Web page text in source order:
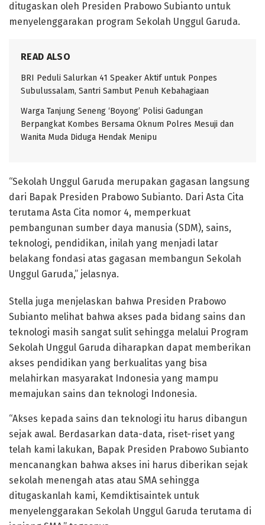
ditugaskan oleh Presiden Prabowo Subianto untuk
menyelenggarakan program Sekolah Unggul Garuda.
READ ALSO
BRI Peduli Salurkan 41 Speaker Aktif untuk Ponpes
Subulussalam, Santri Sambut Penuh Kebahagiaan
Warga Tanjung Seneng ‘Boyong’ Polisi Gadungan
Berpangkat Kombes Bersama Oknum Polres Mesuji dan
Wanita Muda Diduga Hendak Menipu
“Sekolah Unggul Garuda merupakan gagasan langsung
dari Bapak Presiden Prabowo Subianto. Dari Asta Cita
terutama Asta Cita nomor 4, memperkuat
pembangunan sumber daya manusia (SDM), sains,
teknologi, pendidikan, inilah yang menjadi latar
belakang fondasi atas gagasan membangun Sekolah
Unggul Garuda,” jelasnya.
Stella juga menjelaskan bahwa Presiden Prabowo
Subianto melihat bahwa akses pada bidang sains dan
teknologi masih sangat sulit sehingga melalui Program
Sekolah Unggul Garuda diharapkan dapat memberikan
akses pendidikan yang berkualitas yang bisa
melahirkan masyarakat Indonesia yang mampu
memajukan sains dan teknologi Indonesia.
“Akses kepada sains dan teknologi itu harus dibangun
sejak awal. Berdasarkan data-data, riset-riset yang
telah kami lakukan, Bapak Presiden Prabowo Subianto
mencanangkan bahwa akses ini harus diberikan sejak
sekolah menengah atas atau SMA sehingga
ditugaskanlah kami, Kemdiktisaintek untuk
menyelenggarakan Sekolah Unggul Garuda terutama di